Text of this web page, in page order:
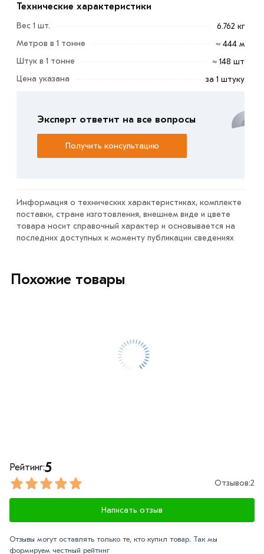
Столб для забора 50х50х1,5 мм 3 м зеленый RAL 6005 -
это один из основных элементов конструкции
Сечение: прямоугольная труба
порошковая окраска — эстетика + дополнительная
защита (цвет по RAL).
Условия доставки и цены на товар Столб для забора
области. Наши профессиональные менеджеры
соответствует всем стандартам качества. Возврат
купленного товарa в течение 7 дней (наличие чека
Технические характеристики
Вес 1 шт.
6.762 кг
Метров в 1 тонне
≈ 444 м
Штук в 1 тонне
≈ 148 шт
Цена указана
за 1 штуку
Эксперт ответит на все вопросы
Получить консультацию
Информация о технических характеристиках, комплекте
поставки, стране изготовления, внешнем виде и цвете
товара носит справочный характер и основывается на
последних доступных к моменту публикации сведениях
Похожие товары
Рейтинг:5
Отзывов:2
Написать отзыв
Отзывы могут оставлять только те, кто купил товар. Так мы
формируем честный рейтинг